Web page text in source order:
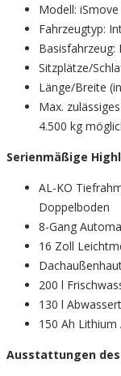
Modell: iSmove
Fahrzeugtyp:
Basisfahrzeug:
Sitzplätze/
Länge/Breite
Max.
4.500 kg
Serienmäßige
AL-KO
Doppelboden
8-Gang
16 Zoll
200 l
130 l
150 Ah
Ausstattungen